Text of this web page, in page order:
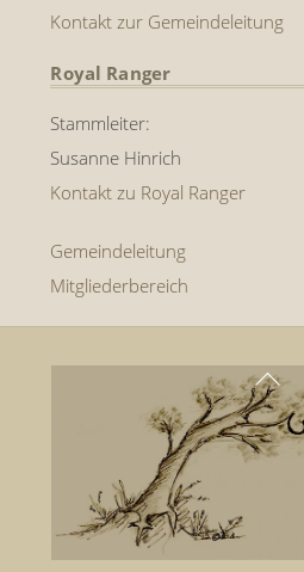
Kontakt zur Gemeindeleitung
Royal Ranger
Stammleiter:
Susanne Hinrich
Kontakt zu Royal Ranger
Gemeindeleitung
Mitgliederbereich
Back
To
Top